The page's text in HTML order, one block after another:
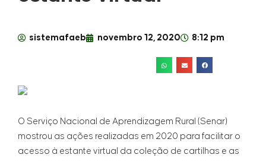
sistemafaeb novembro 12, 2020 8:12 pm
O Serviço Nacional de Aprendizagem Rural (Senar)
mostrou as ações realizadas em 2020 para facilitar o
acesso à estante virtual da coleção de cartilhas e as